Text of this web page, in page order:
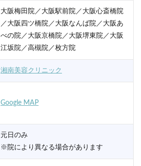
大阪梅田院／大阪駅前院／大阪心斎橋院
／大阪四ツ橋院／大阪なんば院／大阪あ
べの院／大阪京橋院／大阪堺東院／大阪
江坂院／高槻院／枚方院
湘南美容クリニック
Google MAP
元日のみ
※院により異なる場合があります